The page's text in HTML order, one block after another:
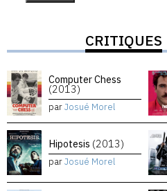
CRITIQUES
Computer Chess
(2013)
parJosué Morel
Hipotesis (2013)
parJosué Morel